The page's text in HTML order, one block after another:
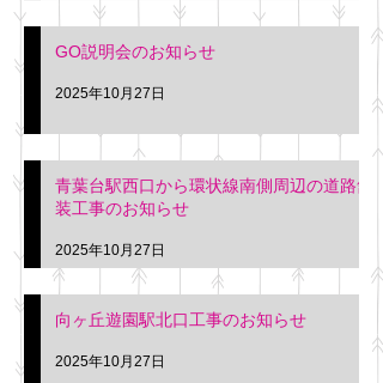
GO説明会のお知らせ
2025年10月27日
青葉台駅西口から環状線南側周辺の道路舗
装工事のお知らせ
2025年10月27日
向ヶ丘遊園駅北口工事のお知らせ
2025年10月27日